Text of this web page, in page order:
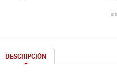
DESCRIPCIÓN